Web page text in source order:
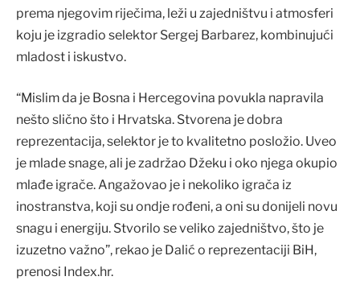
prema njegovim riječima, leži u zajedništvu i atmosferi
koju je izgradio selektor Sergej Barbarez, kombinujući
mladost i iskustvo.
“Mislim da je Bosna i Hercegovina povukla napravila
nešto slično što i Hrvatska. Stvorena je dobra
reprezentacija, selektor je to kvalitetno posložio. Uveo
je mlade snage, ali je zadržao Džeku i oko njega okupio
mlađe igrače. Angažovao je i nekoliko igrača iz
inostranstva, koji su ondje rođeni, a oni su donijeli novu
snagu i energiju. Stvorilo se veliko zajedništvo, što je
izuzetno važno”, rekao je Dalić o reprezentaciji BiH,
prenosi Index.hr.